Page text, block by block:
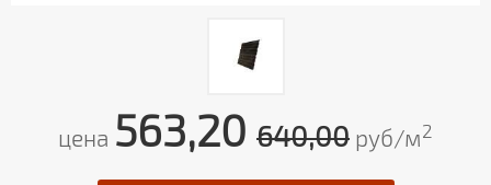
цена 563,20 640,00 руб/м2